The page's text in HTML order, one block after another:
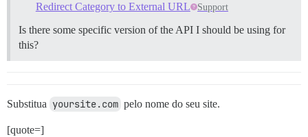
Redirect Category to External URL Support
Is there some specific version of the API I should be using for
this?
Substitua yoursite.com pelo nome do seu site.
[quote=]